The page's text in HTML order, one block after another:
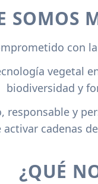
SOMOS
con
vegetal
biodiversidad y
responsable y
cadenas
¿QUÉ